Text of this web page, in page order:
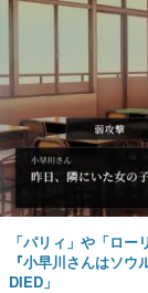
「パリィ」や「ロ
『小早川さんはソ
DIED」